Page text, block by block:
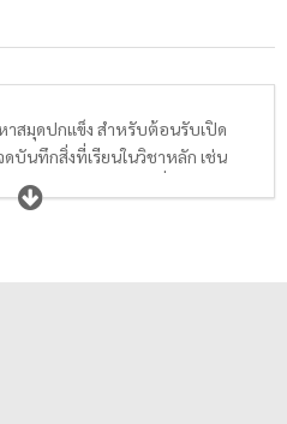
สมุดปกแข็ง สำหรับต้อนรับเปิด
บันทึกสิ่งที่เรียนในวิชาหลัก เช่น
ชาภาษาอังกฤษ หรืออื่นๆ จุดเด่น
ทำจากกระดาษแข็งหุ้มด้วย